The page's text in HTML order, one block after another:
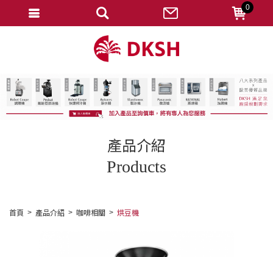
產品介紹
Products
首頁 產品介紹 咖啡相關 烘豆機
0
忘記密碼
變更密碼
匯款通知